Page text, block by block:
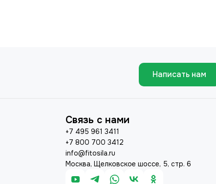
Написать нам
Связь с нами
+7 495 961 3411
+7 800 700 3412
info@fitosila.ru
Москва, Щелковское шоссе, 5, стр. 6